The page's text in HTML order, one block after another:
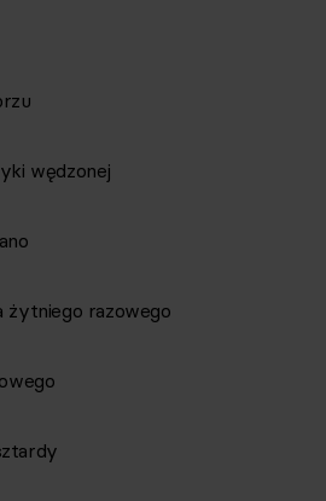
wędzonej
żytniego razowego